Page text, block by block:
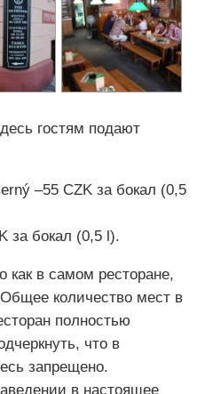
гостям подают
–55 CZK за бокал (0,5
за бокал (0,5 l).
в самом ресторане,
количество мест в
полностью
что в
запрещено.
в настоящее